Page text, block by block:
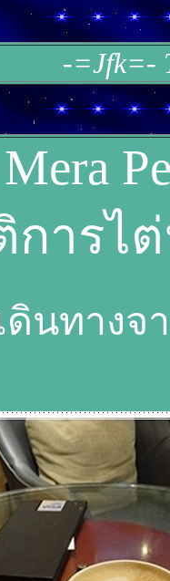
-=Jfk=-
Mera
ารไ
ดินทางจ